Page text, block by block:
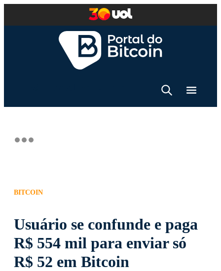
BITCOIN
Usuário se confunde e paga
R$ 554 mil para enviar só
R$ 52 em Bitcoin